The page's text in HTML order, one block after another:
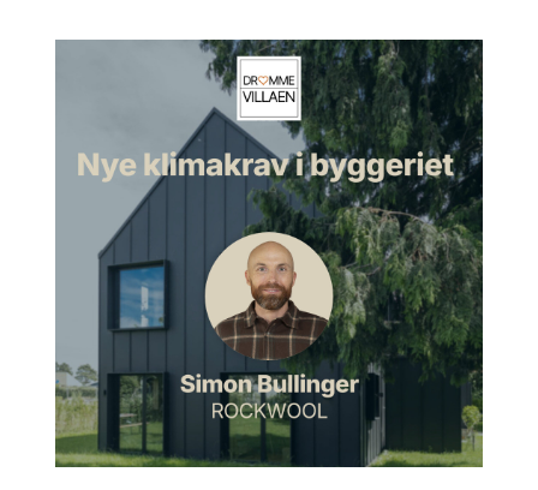
er Pernille. Og jeg har de sidste to år haft min egen
tegnestue, Lykke Arkitektur. Jeg arbejder med eksisterende
bygninger og kulturarv, som jeg istandsætter og transformerer
og restaurerer, vedligeholder. Og gennem årene har jeg
arbejdet med alle mulige slags omdannelser fra helt
prosaiske, små bygninger til store, flotte værker som Kronborg
Slot og Kunsten i Aalborg, Alvar Aaltos, og Højesteret på
Christiansborg. Men jeg arbejder altså også med villaer.
Ja.
Og i sin tid valgte jeg at blive arkitekt, fordi jeg gerne
ville formgive og skabe noget med mine hænder, men ret
hurtigt fandt jeg faktisk ud af, at det her med at have lidt både
medspil og modspil fra de eksisterende bygninger, det tiltalte
mig faktisk meget. Så det har jeg arbejdet med siden.
Morten:
Hvordan var det? Nu bare lige nysgerrig, hvordan
kom du egentlig til den erkendelse? Var det en bestemt
oplevelse eller en bestemt bygning, du kom til at røre ved,